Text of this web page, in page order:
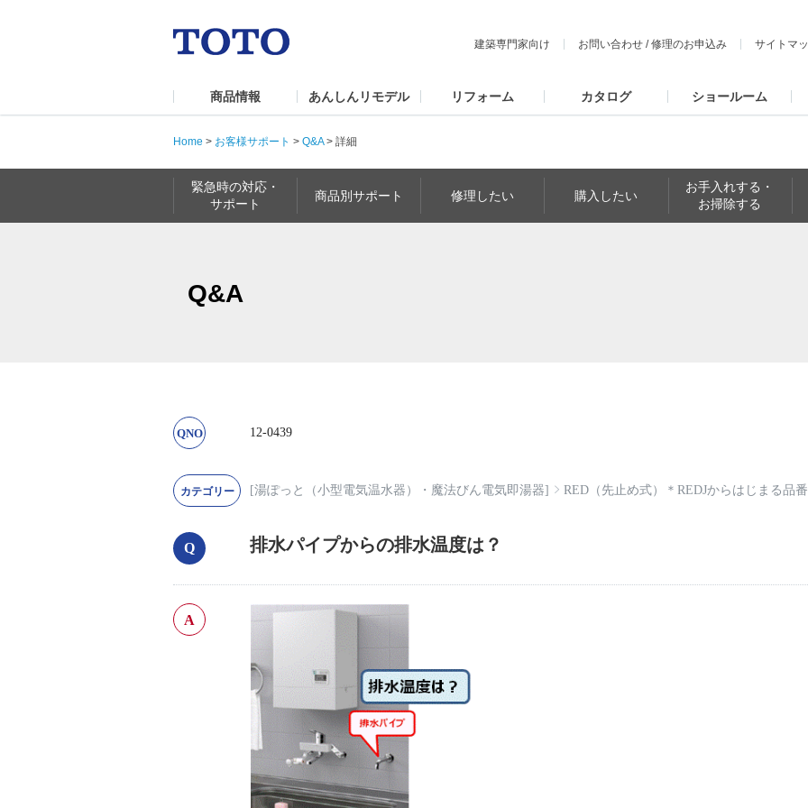
建築専門家向け お問い合わせ /修理のお申込み サイトマ
商品情報 あんしんリモデル リフォーム カタログ ショールーム
Home > お客様サポート > Q&A> 詳細
緊急時の対応・
サポート
商品別サポート 修理したい 購入したい
お手入れする・
お掃除する
Q&A
12-0439
[湯ぽっと（小型電気温水器）・魔法びん電気即湯器] RED（先止め式）＊REDJからはじまる品
排水パイプからの排水温度は？